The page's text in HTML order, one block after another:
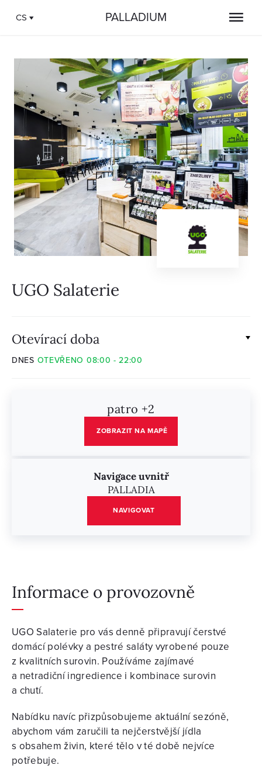
CS PALLADIUM
UGO Salaterie
Otevírací doba
DNES OTEVŘENO 08:00 - 22:00
patro +2
ZOBRAZIT NA MAPĚ
Navigace uvnitř
PALLADIA
NAVIGOVAT
Informace o provozovně
UGO Salaterie pro vás denně připravují čerstvé
domácí polévky a pestré saláty vyrobené pouze
z kvalitních surovin. Používáme zajímavé
a netradiční ingredience i kombinace surovin
a chutí.
Nabídku navíc přizpůsobujeme aktuální sezóně,
abychom vám zaručili ta nejčerstvější jídla
s obsahem živin, které tělo v té době nejvíce
potřebuje.